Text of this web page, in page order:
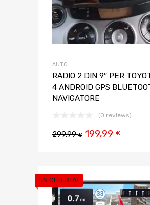
AUTO
RADIO 2 DIN 9″ PER
4 ANDROID GPS
NAVIGATORE
(0 reviews)
299,99€ 199,99 €
IN OFFERTA!